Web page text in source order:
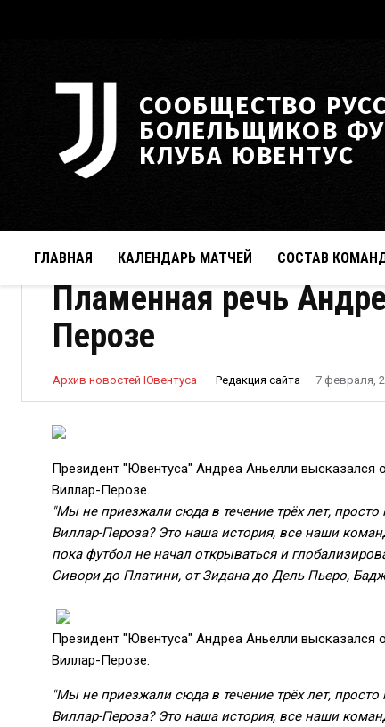
СООБЩЕСТВО
БОЛЕЛЬЩИКОВ
КЛУБА ЮВЕНТУС
ГЛАВНАЯ КАЛЕНДАРЬ МАТЧЕЙ СОСТАВ
Пламенная речь
Перозе
Архив новостей Ювентуса Редакция сайта 7 февраля,
Президент "Ювентуса" Андреа Аньелли высказался
Виллар-Перозе.
"Мы не приезжали сюда в течение трёх лет,
Виллар-Пероза? Это наша история, все наши
пока футбол не начал открываться и
Сивори до Платини, от Зидана до Дель Пьеро,
Президент "Ювентуса" Андреа Аньелли высказался
Виллар-Перозе.
"Мы не приезжали сюда в течение трёх лет,
Виллар-Пероза? Это наша история, все наши